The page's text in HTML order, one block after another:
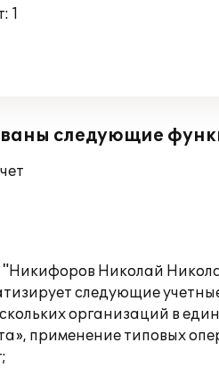
1
следующие
Николай
следующие
организаций в
применение типовых